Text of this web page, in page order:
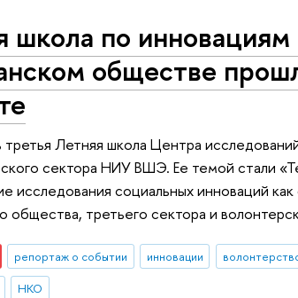
школа по инновациям
обществе
третья Летняя школа Центра
сектора НИУ ВШЭ. Ее темой стали
исследования социальных инноваций как
общества, третьего сектора и
репортаж о событии инновации
НКО